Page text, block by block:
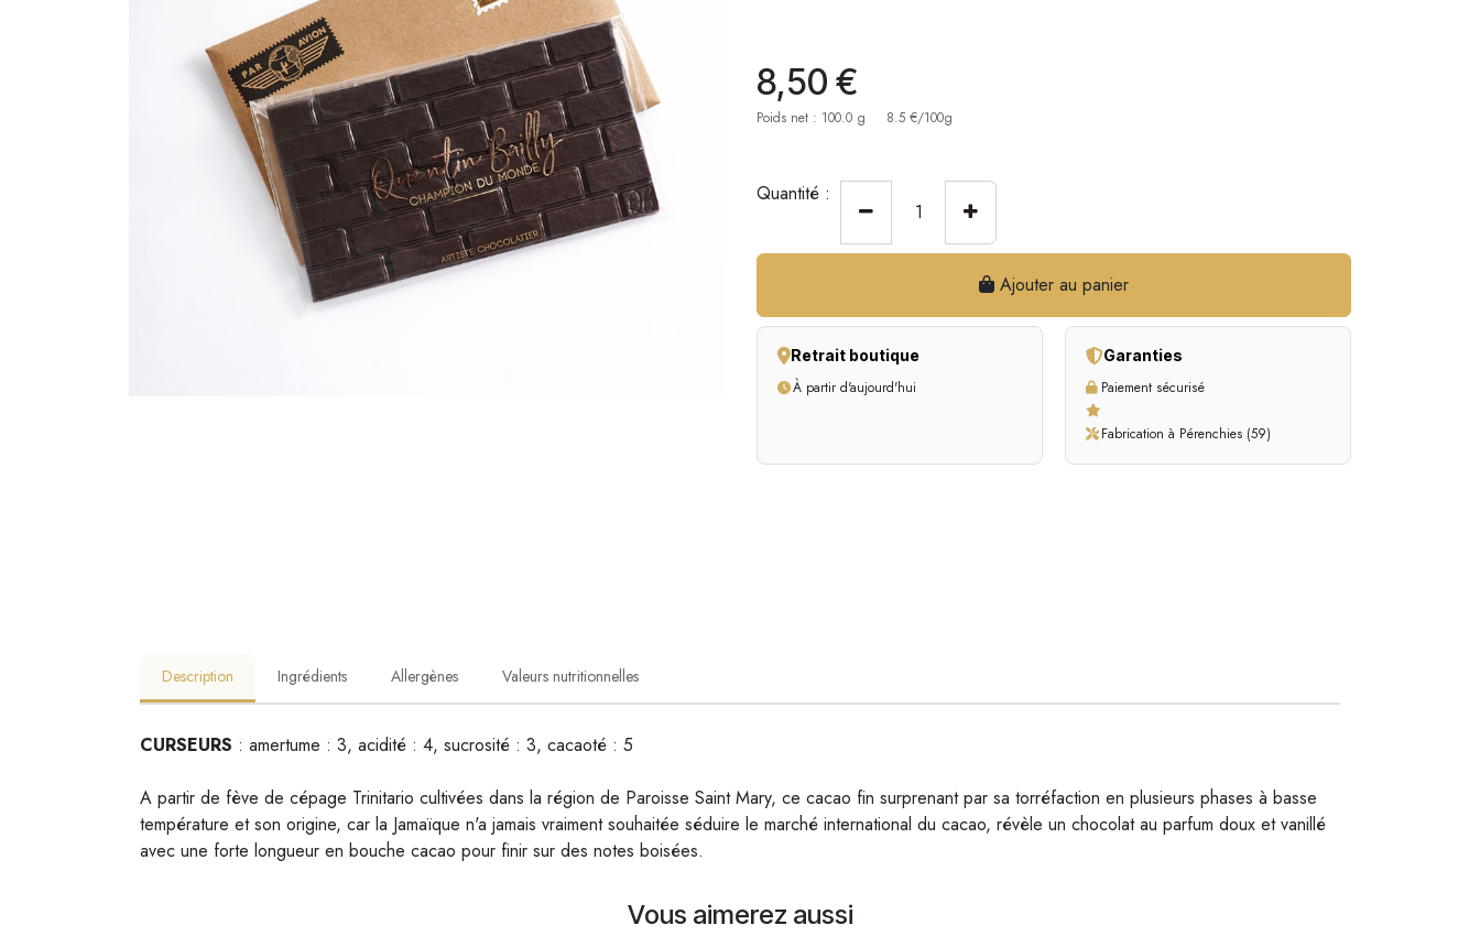
8,50 €
Poids net : 100.0 g 8.5 €/100g
Quantité :
Ajouter au panier
Retrait boutique
À partir d'aujourd'hui
Garanties
Paiement sécurisé
Fabrication à Pérenchies (59)
Description Ingrédients Allergènes Valeurs nutritionnelles
CURSEURS : amertume : 3, acidité : 4, sucrosité : 3, cacaoté : 5
A partir de fève de cépage Trinitario cultivées dans la région de Paroisse Saint Mary, ce cacao fin surprenant par sa torréfaction en plusieurs phases à basse
température et son origine, car la Jamaïque n'a jamais vraiment souhaitée séduire le marché international du cacao, révèle un chocolat au parfum doux et vanillé
avec une forte longueur en bouche cacao pour finir sur des notes boisées.
Vous aimerez aussi